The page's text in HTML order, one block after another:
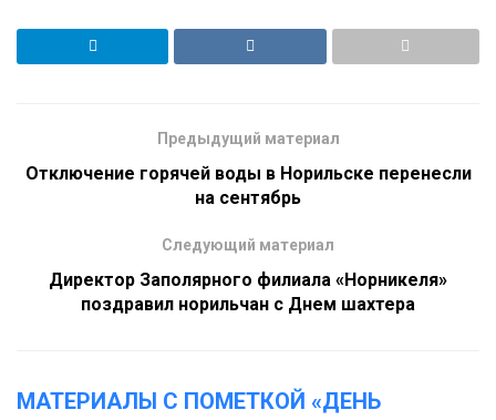
Предыдущий материал
Отключение горячей воды в Норильске перенесли
на сентябрь
Следующий материал
Директор Заполярного филиала «Норникеля»
поздравил норильчан с Днем шахтера
МАТЕРИАЛЫ С ПОМЕТКОЙ «ДЕНЬ